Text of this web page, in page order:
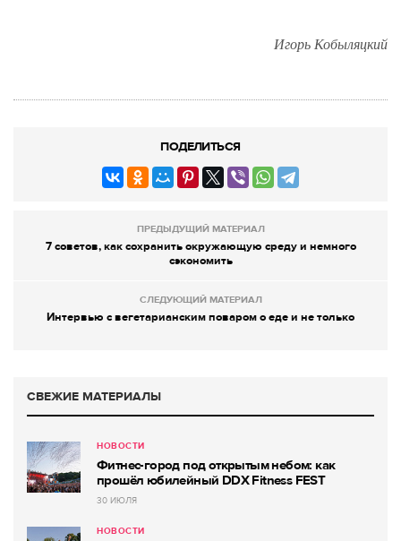
Игорь Кобыляцкий
ПОДЕЛИТЬСЯ
ПРЕДЫДУЩИЙ МАТЕРИАЛ
7 советов, как сохранить окружающую среду и немного
сэкономить
СЛЕДУЮЩИЙ МАТЕРИАЛ
Интервью с вегетарианским поваром о еде и не только
СВЕЖИЕ МАТЕРИАЛЫ
НОВОСТИ
Фитнес-город под открытым небом: как
прошёл юбилейный DDX Fitness FEST
30 ИЮЛЯ
НОВОСТИ